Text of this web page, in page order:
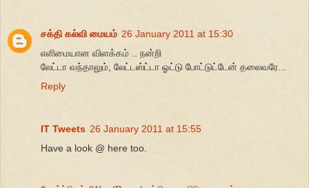
சக்தி கல்வி மையம் 26 January 2011 at 15:30
எளிமையான விளக்கம் .. நன்றி
லேட்டா வந்தாலும், லேட்டஸ்ட்டா ஓட்டு போட்டுட்டேன் தலைவரே...
Reply
IT Tweets 26 January 2011 at 15:55
Have a look @ here too.